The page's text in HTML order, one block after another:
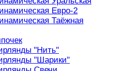
Евро-2
Таёжная
"Нить"
"Шарики"